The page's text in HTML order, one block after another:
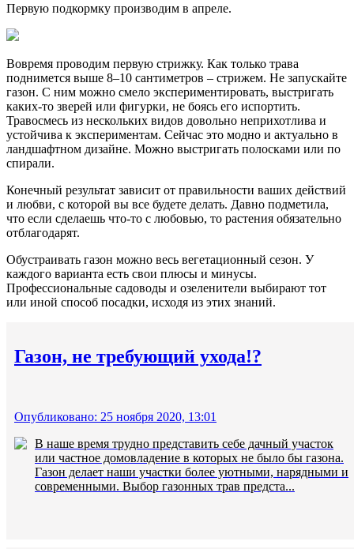
Первую подкормку производим в апреле.
Вовремя проводим первую стрижку. Как только трава
поднимется выше 8–10 сантиметров – стрижем. Не запускайте
газон. С ним можно смело экспериментировать, выстригать
каких-то зверей или фигурки, не боясь его испортить.
Травосмесь из нескольких видов довольно неприхотлива и
устойчива к экспериментам. Сейчас это модно и актуально в
ландшафтном дизайне. Можно выстригать полосками или по
спирали.
Конечный результат зависит от правильности ваших действий
и любви, с которой вы все будете делать. Давно подметила,
что если сделаешь что-то с любовью, то растения обязательно
отблагодарят.
Обустраивать газон можно весь вегетационный сезон. У
каждого варианта есть свои плюсы и минусы.
Профессиональные садоводы и озеленители выбирают тот
или иной способ посадки, исходя из этих знаний.
Газон, не требующий ухода!?
Опубликовано: 25 ноября 2020, 13:01
В наше время трудно представить себе дачный участок
или частное домовладение в которых не было бы газона.
Газон делает наши участки более уютными, нарядными и
современными. Выбор газонных трав предста...